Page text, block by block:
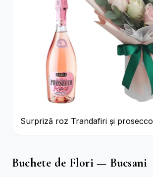
Surpriză roz Trandafiri și prosecco
Buchete de Flori — Bucsani